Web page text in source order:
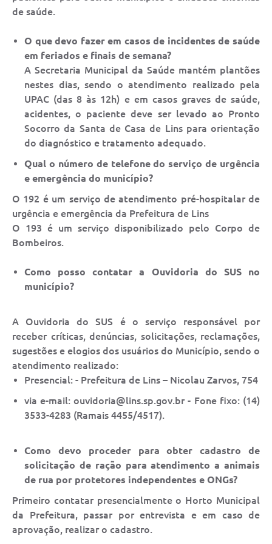
de saúde.
O que devo fazer em casos de incidentes de saúde
em feriados e finais de semana?
A Secretaria Municipal da Saúde mantém plantões
nestes dias, sendo o atendimento realizado pela
UPAC (das 8 às 12h) e em casos graves de saúde,
acidentes, o paciente deve ser levado ao Pronto
Socorro da Santa de Casa de Lins para orientação
do diagnóstico e tratamento adequado.
Qual o número de telefone do serviço de urgência
e emergência do município?
O 192 é um serviço de atendimento pré-hospitalar de
urgência e emergência da Prefeitura de Lins
O 193 é um serviço disponibilizado pelo Corpo de
Bombeiros.
Como posso contatar a Ouvidoria do SUS no
município?
A Ouvidoria do SUS é o serviço responsável por
receber críticas, denúncias, solicitações, reclamações,
sugestões e elogios dos usuários do Município, sendo o
atendimento realizado:
Presencial: - Prefeitura de Lins – Nicolau Zarvos, 754
via e-mail: ouvidoria@lins.sp.gov.br - Fone fixo: (14)
3533-4283 (Ramais 4455/4517).
Como devo proceder para obter cadastro de
solicitação de ração para atendimento a animais
de rua por protetores independentes e ONGs?
Primeiro contatar presencialmente o Horto Municipal
da Prefeitura, passar por entrevista e em caso de
aprovação, realizar o cadastro.